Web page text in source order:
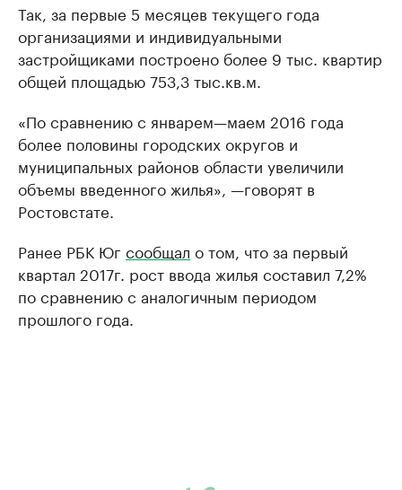
Так, за первые 5 месяцев текущего года
организациями и индивидуальными
застройщиками построено более 9 тыс. квартир
общей площадью 753,3 тыс.кв.м.
«По сравнению с январем—маем 2016 года
более половины городских округов и
муниципальных районов области увеличили
объемы введенного жилья», —говорят в
Ростовстате.
Ранее РБК Юг сообщал о том, что за первый
квартал 2017г. рост ввода жилья составил 7,2%
по сравнению с аналогичным периодом
прошлого года.